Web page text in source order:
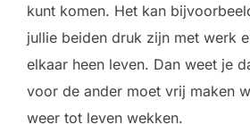
kunt komen. Het kan
jullie beiden druk zijn met werk
elkaar heen leven. Dan weet je
voor de ander moet vrij maken
weer tot leven wekken.